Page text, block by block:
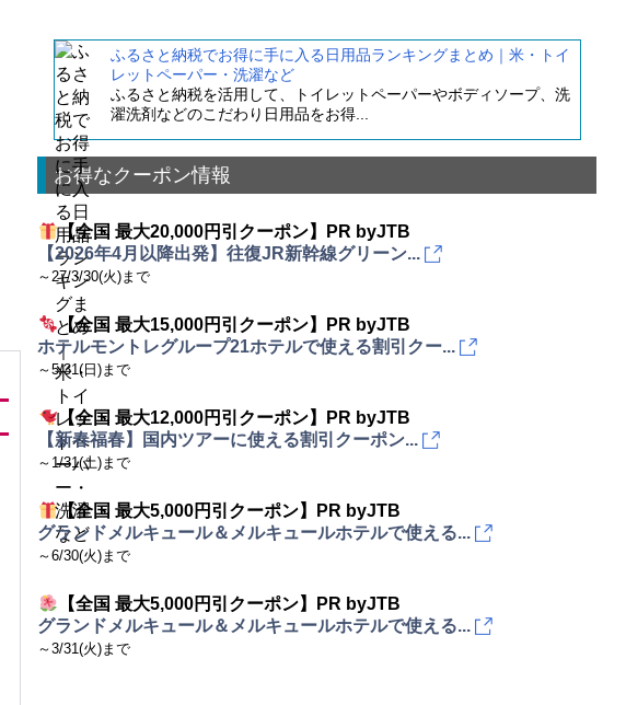
ふるさと納税でお得に手に入る日用品ランキングまとめ｜米・トイ
レットペーパー・洗濯など
ふるさと納税を活用して、トイレットペーパーやボディソープ、洗
濯洗剤などのこだわり日用品をお得...
お得なクーポン情報
【全国 最大20,000円引クーポン】PR byJTB
【2026年4月以降出発】往復JR新幹線グリーン...
～27/3/30(火)まで
【全国 最大15,000円引クーポン】PR byJTB
ホテルモントレグループ21ホテルで使える割引クー...
～5/31(日)まで
【全国 最大12,000円引クーポン】PR byJTB
【新春福春】国内ツアーに使える割引クーポン...
～1/31(土)まで
【全国 最大5,000円引クーポン】PR byJTB
グランドメルキュール＆メルキュールホテルで使える...
～6/30(火)まで
【全国 最大5,000円引クーポン】PR byJTB
グランドメルキュール＆メルキュールホテルで使える...
～3/31(火)まで